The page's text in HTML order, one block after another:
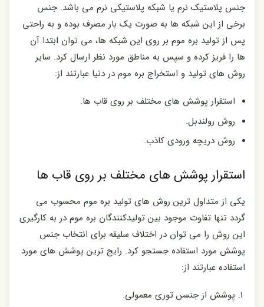
جنس پلاستیک نرم یا شبکه پلاستیکی نرم می باشد. جنس
برخی از این شبکه ها به صورت یک بار مصرف بوده و به راحتی
پس از تولید بره موم بر روی این شبکه ها، می توان ابتدا آن
ها را فریز کرده و سپس به مناطق مورد نظر ارسال کرد. سایر
روش های تولید و استخراج بره موم در دنیا عبارتند از:
استقرار پوشش های مختلف بر روی قاب ها.
روش رولندبل.
روش دریچه ورودی کاذب.
استقرار پوشش های مختلف بر روی قاب ها
یکی از متداول ترین روش های تولید بره موم محسوب می
گردد تنها تفاوت موجود بین تولیدکنندگان بره موم در به کارگیری
این روش را می توان در اختلاف سلیقه برای انتخاب جنس
پوشش مورد استفادہ جستجو کرد. رایج ترین پوشش ھای مورد
استفادہ عبارتند از:
پوشش از جنسں توری معمولی.